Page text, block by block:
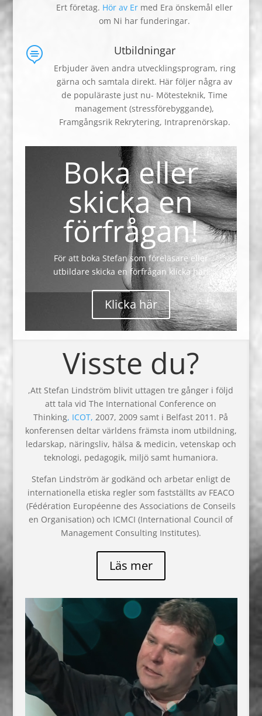
Ert företag. Hör av Er med Era önskemål eller
om Ni har funderingar.
 Utbildningar
Erbjuder även andra utvecklingsprogram, ring
gärna och samtala direkt. Här följer några av
de populäraste just nu- Mötesteknik, Time
management (stressförebyggande),
Framgångsrik Rekrytering, Intraprenörskap.
Boka eller
skicka en
förfrågan!
För att boka Stefan som föreläsare eller
utbildare skicka en förfrågan klicka här!
Klicka här
Visste du?
,Att Stefan Lindström blivit uttagen tre gånger i följd
att tala vidThe International Conference on
Thinking, ICOT, 2007, 2009 samt i Belfast 2011. På
konferensen deltar världens främsta inom utbildning,
ledarskap, näringsliv, hälsa & medicin, vetenskap och
teknologi, pedagogik, miljö samt humaniora.
Stefan Lindström är godkänd och arbetar enligt de
internationella etiska regler som fastställts av FEACO
(Fédération Européenne des Associations de Conseils
en Organisation) och ICMCI (International Council of
Management Consulting Institutes).
Läs mer